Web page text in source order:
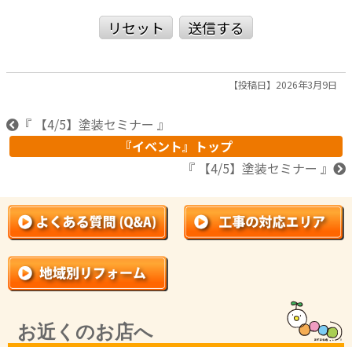
リセット 送信する
【投稿日】2026年3月9日
『 【4/5】塗装セミナー 』
『イベント』トップ
『 【4/5】塗装セミナー 』
お近くのお店へ